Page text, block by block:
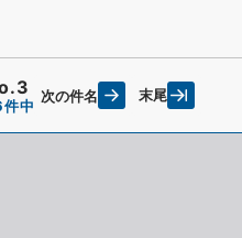
中
次の件名 末尾